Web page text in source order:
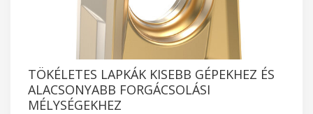
TÖKÉLETES LAPKÁK KISEBB GÉPEKHEZ ÉS
ALACSONYABB FORGÁCSOLÁSI
MÉLYSÉGEKHEZ